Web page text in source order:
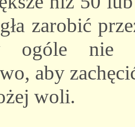
zarobić
nie
aby
woli.